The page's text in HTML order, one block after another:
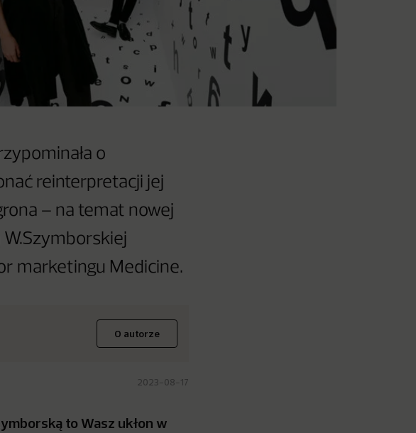
o
reinterpretacji jej
– na temat nowej
marketingu Medicine.
O autorze
2023-08-17
to Wasz ukłon w